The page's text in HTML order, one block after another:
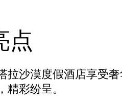
的不间断沙
拉沙漠度假酒
统，以阿拉伯
龄段的探险者。
家庭，还是在独
体验的独行旅
点
拉沙漠度假酒店享受
彩纷呈。